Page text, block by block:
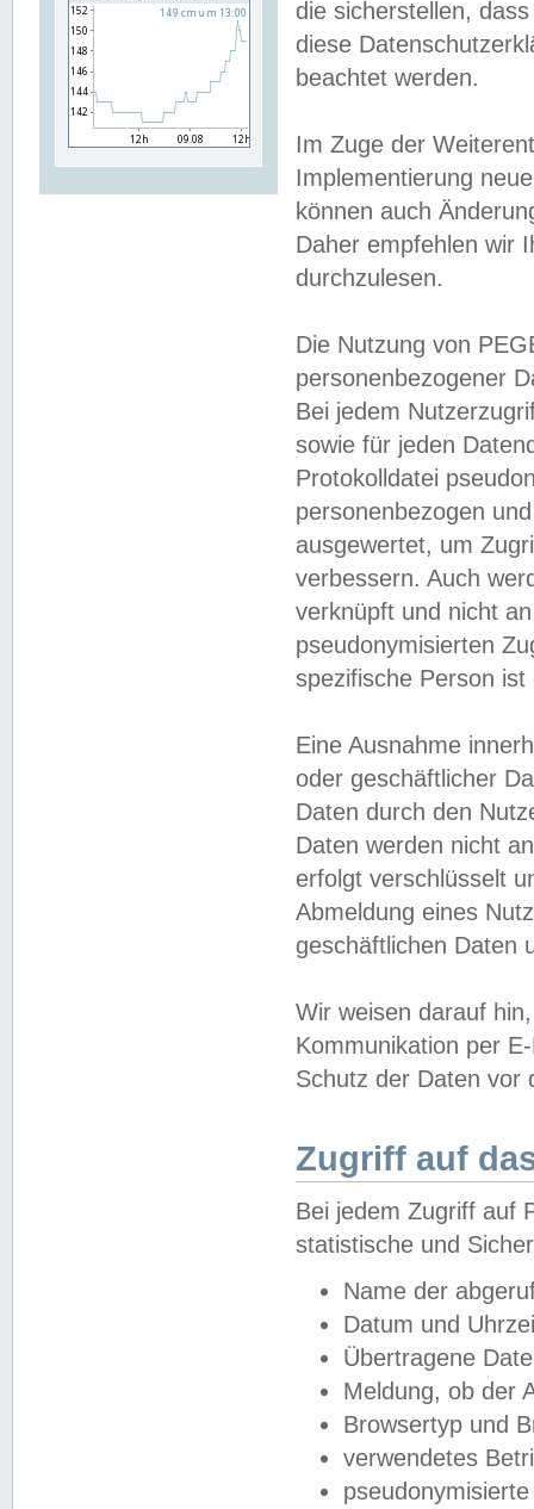
die sicherstellen,
diese
beachtet werden.
Im Zuge der
Implementierung
können auch
Daher empfehlen wir
durchzulesen.
Die Nutzung von
personenbezogener
Bei jedem
sowie für jeden
Protokolldatei
personenbezogen
ausgewertet, um
verbessern. Auch
verknüpft und nicht
pseudonymisierten
spezifische Person
Eine Ausnahme
oder geschäftlicher
Daten durch den
Daten werden nicht
erfolgt verschlüsselt
Abmeldung eines
geschäftlichen Daten
Wir weisen darauf
Kommunikation per
Schutz der Daten vor
Zugriff auf
Bei jedem Zugriff auf
statistische und
Name der
Datum und
Übertragene
Meldung, ob der
Browsertyp und
verwendetes